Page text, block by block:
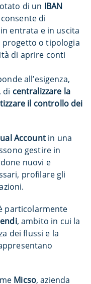
di un IBAN
di
entrata e in uscita
o tipologia
di aprire conti
all’esigenza,
di centralizzare la
il controllo dei
Accountin una
gestire in
nuovi e
profilare gli
particolarmente
, ambito in cui la
dei flussi e la
Micso, azienda